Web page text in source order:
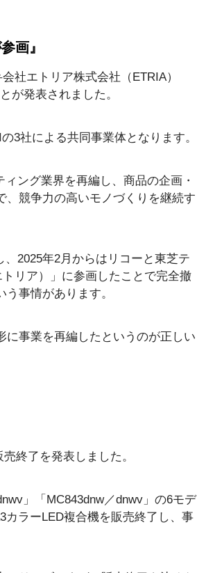
画』
社エトリア株式会社（ETRIA）
が発表されました。
3社による共同事業体となります。
ング業界を再編し、商品の企画・
、競争力の高いモノづくりを継続す
2025年2月からはリコーと東芝テ
リア）」に参画したことで完全撤
事情があります。
事業を再編したというのが正しい
売終了を発表しました。
」「MC843dnw／dnwv」の6モデ
カラーLED複合機を販売終了し、事